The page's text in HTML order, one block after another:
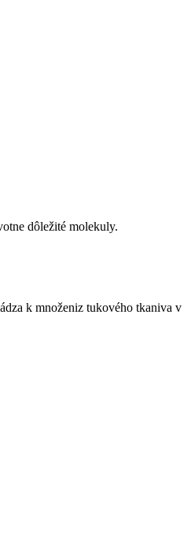
dôležité molekuly.
k množeniz tukového tkaniva v